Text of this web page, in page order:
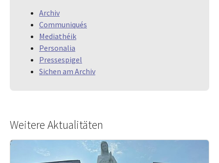
Archiv
Communiqués
Mediathéik
Personalia
Pressespigel
Sichen am Archiv
Weitere Aktualitäten